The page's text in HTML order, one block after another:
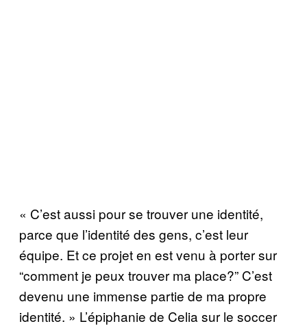
« C’est aussi pour se trouver une identité,
parce que l’identité des gens, c’est leur
équipe. Et ce projet en est venu à porter sur
“comment je peux trouver ma place?” C’est
devenu une immense partie de ma propre
identité. » L’épiphanie de Celia sur le soccer